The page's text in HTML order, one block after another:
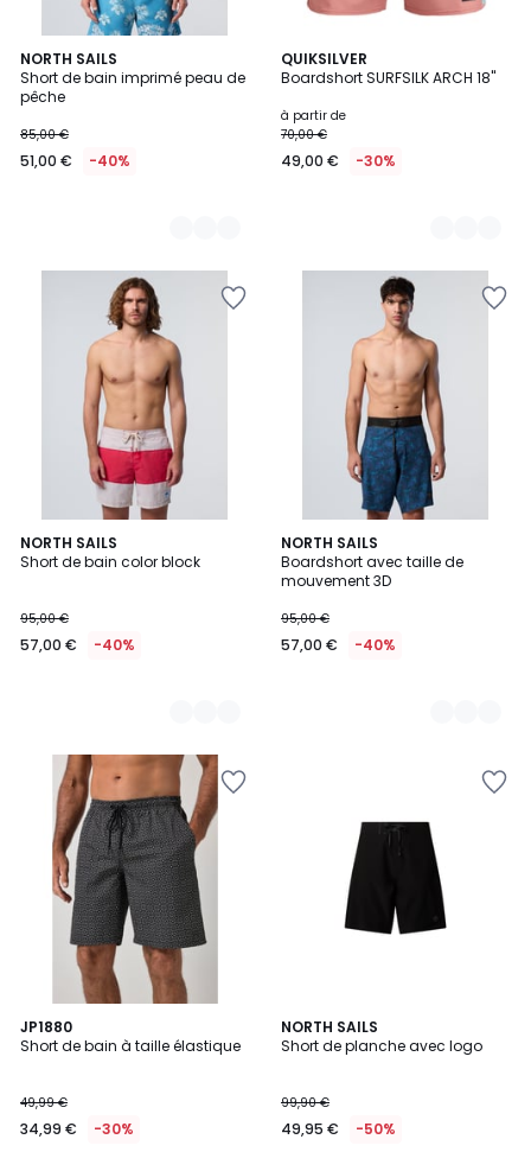
NORTH SAILS
Short de bain imprimé peau de
pêche
85,00 €
51,00 € -40%
4
Couleurs
QUIKSILVER
Boardshort SURFSILK ARCH 18"
à partir de
70,00 €
49,00 € -30%
3
Couleurs
NORTH SAILS
Short de bain color block
95,00 €
57,00 € -40%
2
Couleurs
NORTH SAILS
Boardshort avec taille de
mouvement 3D
95,00 €
57,00 € -40%
2
Couleurs
JP1880
Short de bain à taille élastique
49,99 €
34,99 € -30%
NORTH SAILS
Short de planche avec logo
99,90 €
49,95 € -50%